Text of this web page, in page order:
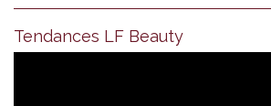
Tendances LF Beauty